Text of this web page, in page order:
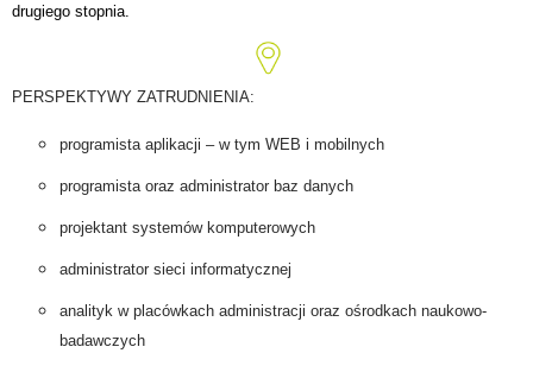
drugiego stopnia.
PERSPEKTYWY ZATRUDNIENIA:
programista aplikacji – w tym WEB i mobilnych
programista oraz administrator baz danych
projektant systemów komputerowych
administrator sieci informatycznej
analityk w placówkach administracji oraz ośrodkach naukowo-
badawczych